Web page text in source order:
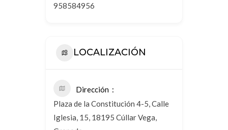
958584956
LOCALIZACIÓN
Dirección
Plaza de la Constitución 4-5, Calle
Iglesia, 15, 18195 Cúllar Vega,